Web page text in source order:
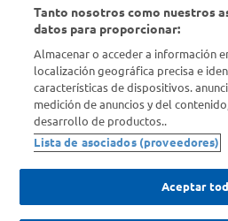
Conocenos
Info útil
Comprá Online
Tanto nosotros como nuestros
datos para proporcionar:
Almacenar o acceder a información
localización geográfica precisa e
características de dispositivos.
medición de anuncios y del
desarrollo de productos..
Lista de asociados (proveedores)
Aceptar